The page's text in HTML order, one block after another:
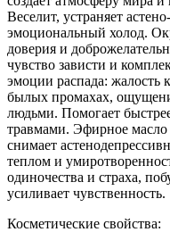
Веселит, устраняет
эмоциональный холод.
доверия и
чувство зависти и
эмоции распада: жалость
былых промахах,
людьми. Помогает
травмами. Эфирное масло
снимает
теплом и
одиночества и страха,
усиливает чувственность.
Косметические свойства: